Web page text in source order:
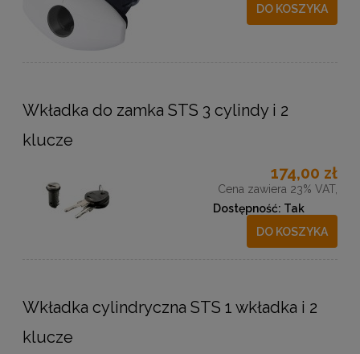
DO KOSZYKA
Wkładka do zamka STS 3 cylindy i 2
klucze
174,00 zł
Cena zawiera 23% VAT,
Dostępność: Tak
DO KOSZYKA
Wkładka cylindryczna STS 1 wkładka i 2
klucze